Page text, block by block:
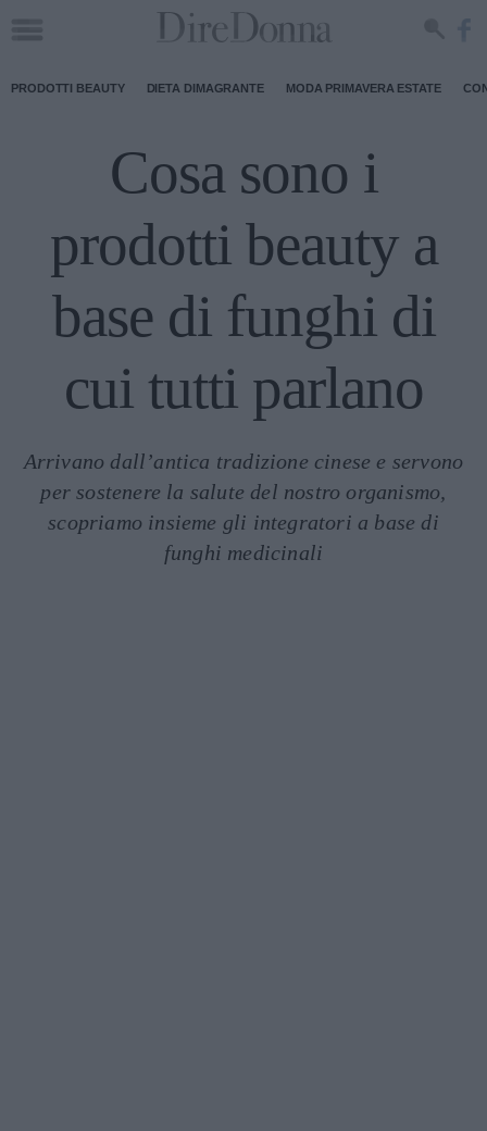
PRODOTTI BEAUTY DIETA DIMAGRANTE MODA PRIMAVERA ESTATE
Cosa sono i
prodotti beauty a
base di funghi di
cui tutti parlano
Arrivano dall’antica tradizione cinese e servono
per sostenere la salute del nostro organismo,
scopriamo insieme gli integratori a base di
funghi medicinali